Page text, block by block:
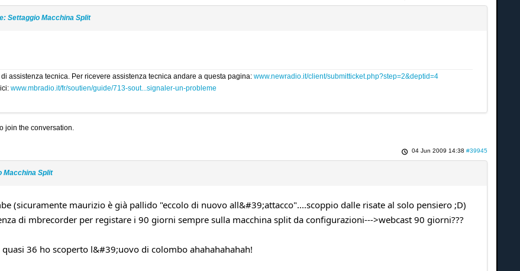
Settaggio Macchina Split
assistenza tecnica. Per ricevere assistenza tecnica andare a questa pagina: www.newradio.it/client/submitticket.php?step=2&deptid=4
www.mbradio.it/fr/soutien/guide/713-sout...signaler-un-probleme
join the conversation.
04 Jun 2009 14:38 #39945
Macchina Split
(sicuramente maurizio è già pallido "eccolo di nuovo all&#39;attacco"....scoppio dalle risate al solo pensiero ;D)
di mbrecorder per registare i 90 giorni sempre sulla macchina split da configurazioni--->webcast 90 giorni???
quasi 36 ho scoperto l&#39;uovo di colombo ahahahahahah!